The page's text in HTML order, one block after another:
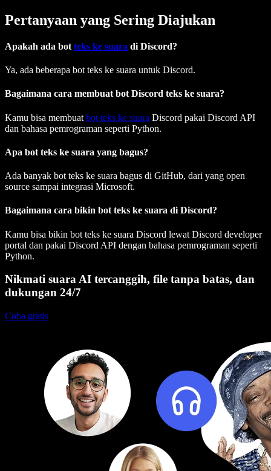
Pertanyaan yang Sering Diajukan
Apakah ada bot teks ke suara di Discord?
Ya, ada beberapa bot teks ke suara untuk Discord.
Bagaimana cara membuat bot Discord teks ke suara?
Kamu bisa membuat bot teks ke suara Discord pakai Discord API
dan bahasa pemrograman seperti Python.
Apa bot teks ke suara yang bagus?
Ada banyak bot teks ke suara bagus di GitHub, dari yang open
source sampai integrasi Microsoft.
Bagaimana cara bikin bot teks ke suara di Discord?
Kamu bisa bikin bot teks ke suara Discord lewat Discord developer
portal dan pakai Discord API dengan bahasa pemrograman seperti
Python.
Nikmati suara AI tercanggih, file tanpa batas, dan
dukungan 24/7
Coba gratis